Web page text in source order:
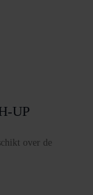
UP
over de